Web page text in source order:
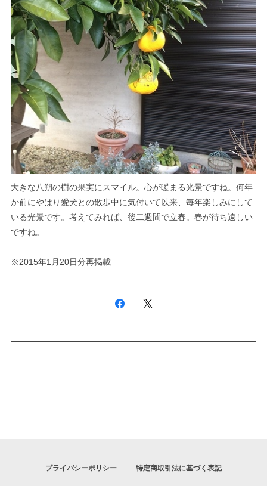
大きな八朔の樹の果実にスマイル。心が暖まる光景ですね。何年
か前にやはり愛犬との散歩中に気付いて以来、毎年楽しみにして
いる光景です。考えてみれば、後二週間で立春。春が待ち遠しい
ですね。
※2015年1月20日分再掲載
プライバシーポリシー 特定商取引法に基づく表記